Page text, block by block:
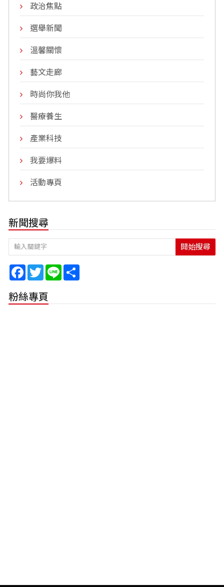
政治焦點
選舉新聞
溫馨關懷
藝文走廊
時尚你我他
醫療養生
產業科技
我要爆料
活動專頁
新聞搜尋
開始搜尋
Facebook
TwitterLine
粉絲專頁